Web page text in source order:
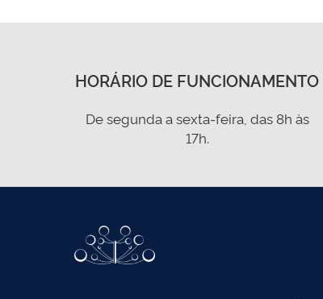
HORÁRIO DE FUNCIONAMENTO
De segunda a sexta-feira, das 8h às
17h.